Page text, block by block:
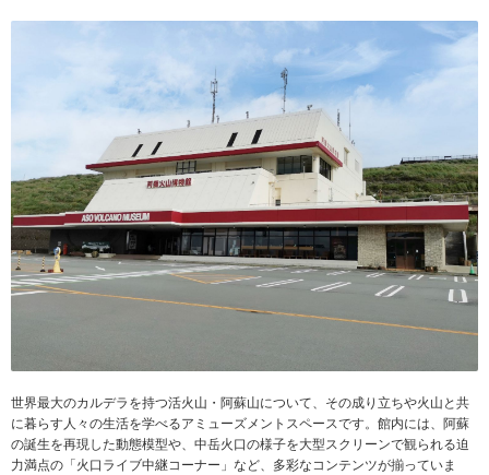
世界最大のカルデラを持つ活火山・阿蘇山について、その成り立ちや火山と共
に暮らす人々の生活を学べるアミューズメントスペースです。館内には、阿蘇
の誕生を再現した動態模型や、中岳火口の様子を大型スクリーンで観られる迫
力満点の「火口ライブ中継コーナー」など、多彩なコンテンツが揃っていま